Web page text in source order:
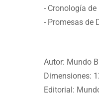
- Cronología
- Promesas de
Autor: Mundo
Dimensiones:
Editorial: